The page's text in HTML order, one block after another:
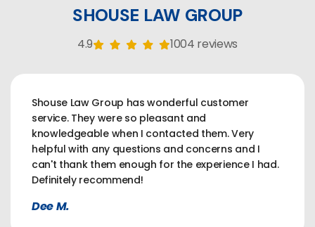
SHOUSE LAW GROUP
4.9 1004 reviews
Shouse Law Group has wonderful customer
service. They were so pleasant and
knowledgeable when I contacted them. Very
helpful with any questions and concerns and I
can't thank them enough for the experience I had.
Definitely recommend!
Dee M.